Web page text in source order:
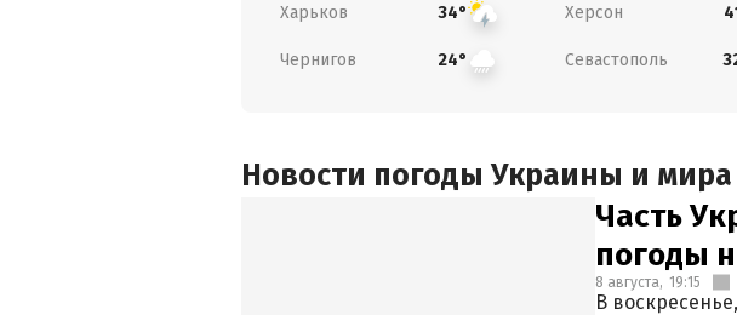
Харьков 34° Херсон
Чернигов 24° Севастополь
Новости погоды Украины и мира
Часть
погоды
8 августа, 19:15
В